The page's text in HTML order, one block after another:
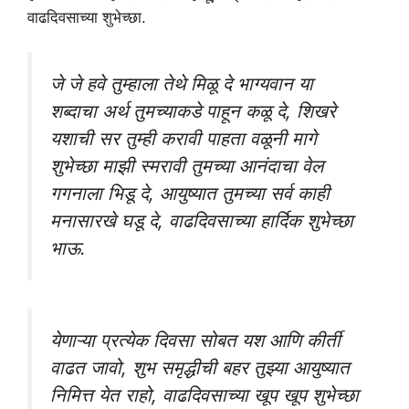
वाढदिवसाच्या शुभेच्छा.
जे जे हवे तुम्हाला तेथे मिळू दे भाग्यवान या
शब्दाचा अर्थ तुमच्याकडे पाहून कळू दे, शिखरे
यशाची सर तुम्ही करावी पाहता वळूनी मागे
शुभेच्छा माझी स्मरावी तुमच्या आनंदाचा वेल
गगनाला भिडू दे, आयुष्यात तुमच्या सर्व काही
मनासारखे घडू दे, वाढदिवसाच्या हार्दिक शुभेच्छा
भाऊ.
येणाऱ्या प्रत्येक दिवसा सोबत यश आणि कीर्ती
वाढत जावो, शुभ समृद्धीची बहर तुझ्या आयुष्यात
निमित्त येत राहो, वाढदिवसाच्या खूप खूप शुभेच्छा